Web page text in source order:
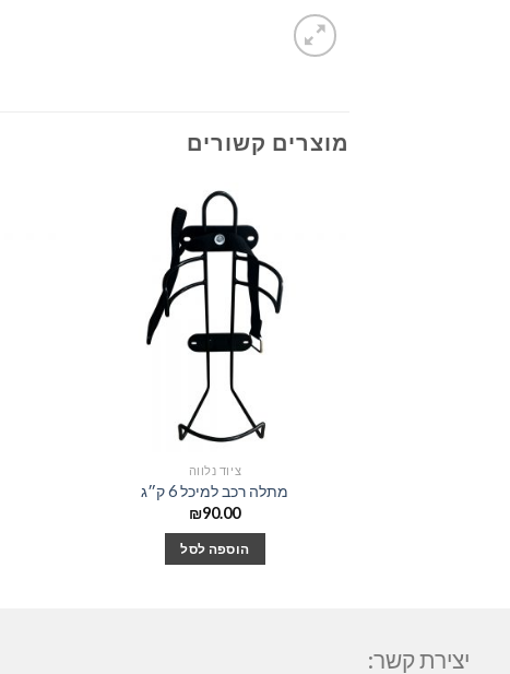
מוצרים קשורים
ציוד נלווה
מתלה רכב למיכל 6 ק״ג
₪90.00
הוספה לסל
יצירת קשר: